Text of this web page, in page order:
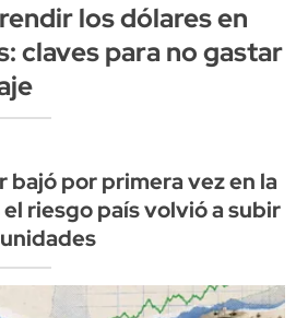
los dólares en
claves para no gastar
bajó por primera vez en la
riesgo país volvió a subir